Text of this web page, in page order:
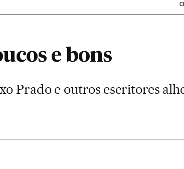
e bons
Prado e outros escritores